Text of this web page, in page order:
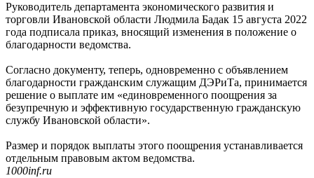
Руководитель департамента экономического развития и
торговли Ивановской области Людмила Бадак 15 августа 2022
года подписала приказ, вносящий изменения в положение о
благодарности ведомства.
Согласно документу, теперь, одновременно с объявлением
благодарности гражданским служащим ДЭРиТа, принимается
решение о выплате им «единовременного поощрения за
безупречную и эффективную государственную гражданскую
службу Ивановской области».
Размер и порядок выплаты этого поощрения устанавливается
отдельным правовым актом ведомства.
1000inf.ru